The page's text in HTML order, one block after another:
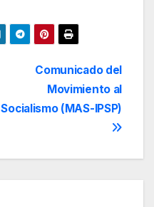
Comunicado del
Movimiento al
Socialismo (MAS-IPSP)